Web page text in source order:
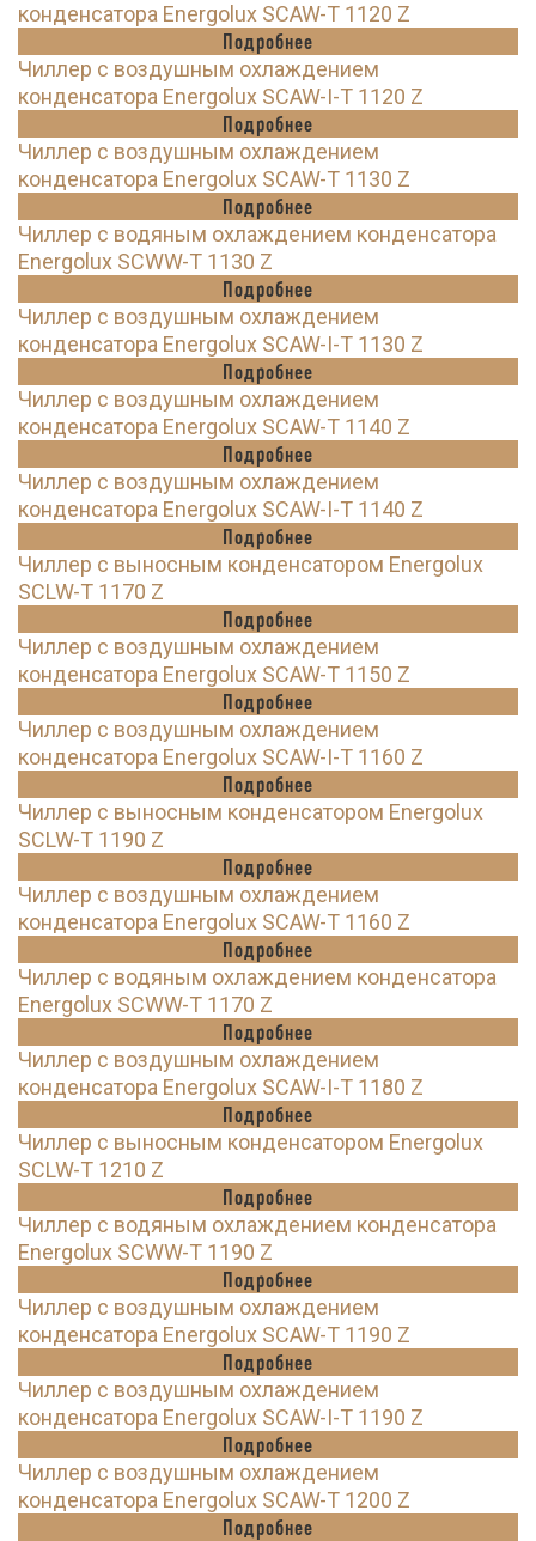
конденсатора Energolux SCAW-T 1120 Z
Подробнее
Чиллер с воздушным охлаждением
конденсатора Energolux SCAW-I-T 1120 Z
Подробнее
Чиллер с воздушным охлаждением
конденсатора Energolux SCAW-T 1130 Z
Подробнее
Чиллер с водяным охлаждением конденсатора
Energolux SCWW-T 1130 Z
Подробнее
Чиллер с воздушным охлаждением
конденсатора Energolux SCAW-I-T 1130 Z
Подробнее
Чиллер с воздушным охлаждением
конденсатора Energolux SCAW-T 1140 Z
Подробнее
Чиллер с воздушным охлаждением
конденсатора Energolux SCAW-I-T 1140 Z
Подробнее
Чиллер с выносным конденсатором Energolux
SCLW-T 1170 Z
Подробнее
Чиллер с воздушным охлаждением
конденсатора Energolux SCAW-T 1150 Z
Подробнее
Чиллер с воздушным охлаждением
конденсатора Energolux SCAW-I-T 1160 Z
Подробнее
Чиллер с выносным конденсатором Energolux
SCLW-T 1190 Z
Подробнее
Чиллер с воздушным охлаждением
конденсатора Energolux SCAW-T 1160 Z
Подробнее
Чиллер с водяным охлаждением конденсатора
Energolux SCWW-T 1170 Z
Подробнее
Чиллер с воздушным охлаждением
конденсатора Energolux SCAW-I-T 1180 Z
Подробнее
Чиллер с выносным конденсатором Energolux
SCLW-T 1210 Z
Подробнее
Чиллер с водяным охлаждением конденсатора
Energolux SCWW-T 1190 Z
Подробнее
Чиллер с воздушным охлаждением
конденсатора Energolux SCAW-T 1190 Z
Подробнее
Чиллер с воздушным охлаждением
конденсатора Energolux SCAW-I-T 1190 Z
Подробнее
Чиллер с воздушным охлаждением
конденсатора Energolux SCAW-T 1200 Z
Подробнее